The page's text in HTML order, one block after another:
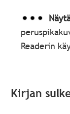
Readerin
Kirjan